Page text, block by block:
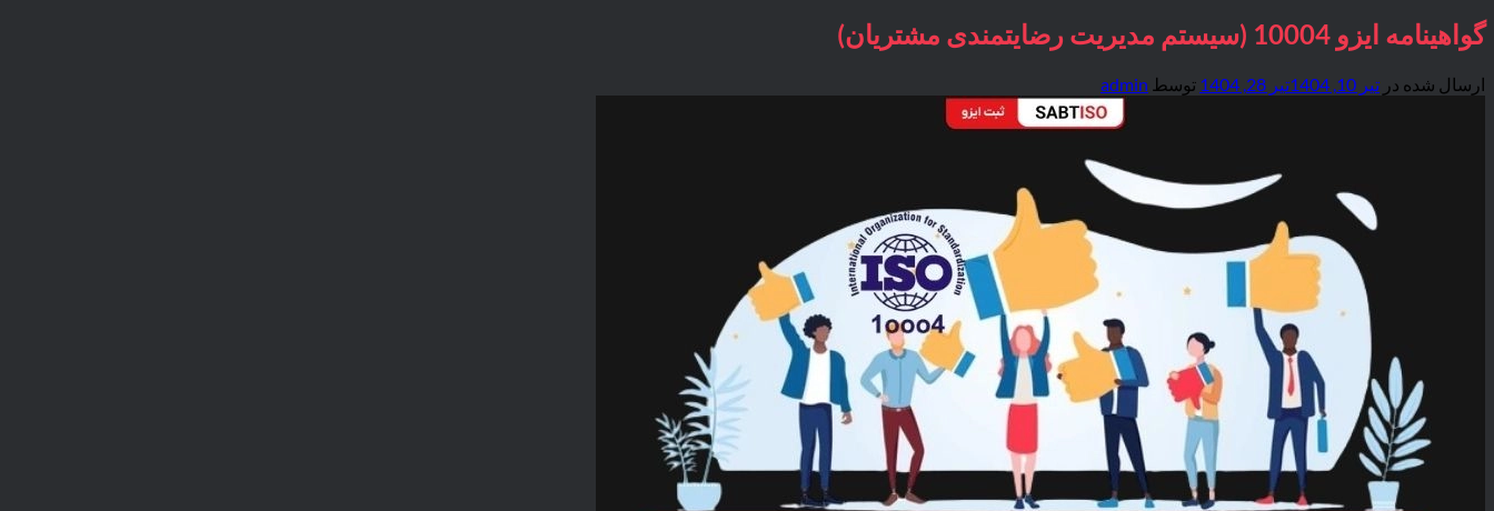
گواهینامه ایزو 10004 (سیستم مدیریت رضایتمندی مشتریان)
ارسال شده در تیر 10, 1404 تیر 28, 1404 توسط admin